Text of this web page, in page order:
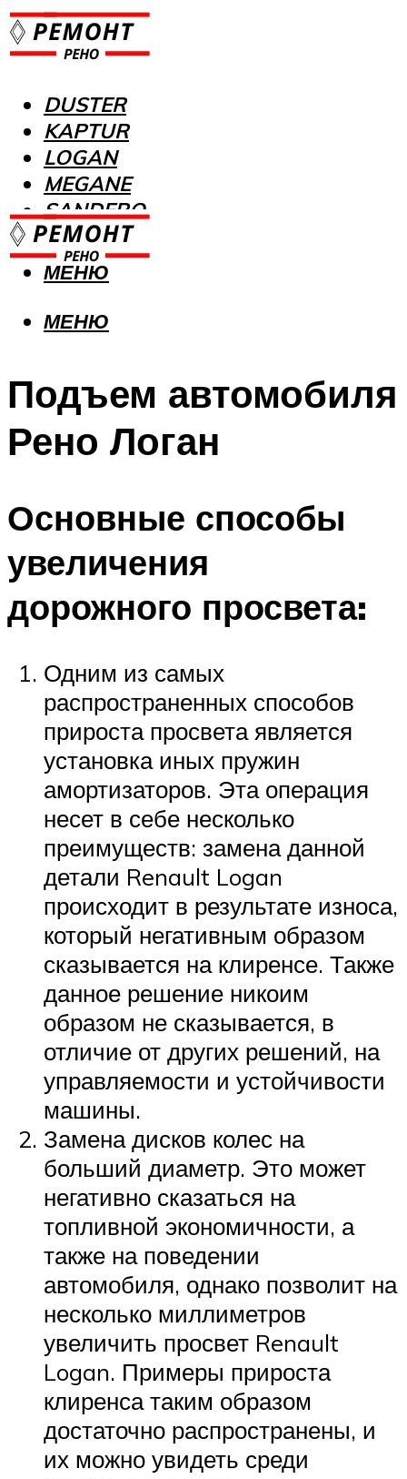
DUSTER
KAPTUR
LOGAN
MEGANE
SANDERO
МЕНЮ
МЕНЮ
Подъем автомобиля
Рено Логан
Основные способы
увеличения
дорожного просвета:
Одним из самых
распространенных способов
прироста просвета является
установка иных пружин
амортизаторов. Эта операция
несет в себе несколько
преимуществ: замена данной
детали Renault Logan
происходит в результате износа,
который негативным образом
сказывается на клиренсе. Также
данное решение никоим
образом не сказывается, в
отличие от других решений, на
управляемости и устойчивости
машины.
Замена дисков колес на
больший диаметр. Это может
негативно сказаться на
топливной экономичности, а
также на поведении
автомобиля, однако позволит на
несколько миллиметров
увеличить просвет Renault
Logan. Примеры прироста
клиренса таким образом
достаточно распространены, и
их можно увидеть среди